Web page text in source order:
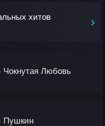
хитов ›
Чокнутая Любовь
Пушкин